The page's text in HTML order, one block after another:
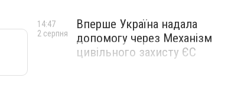
Вперше Україна надала
допомогу через Механізм
цивільного захисту ЄС
14:47
2 серпня